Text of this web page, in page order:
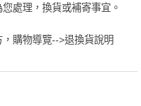
處理，換貨或補寄事宜。
購物導覽-->退換貨說明